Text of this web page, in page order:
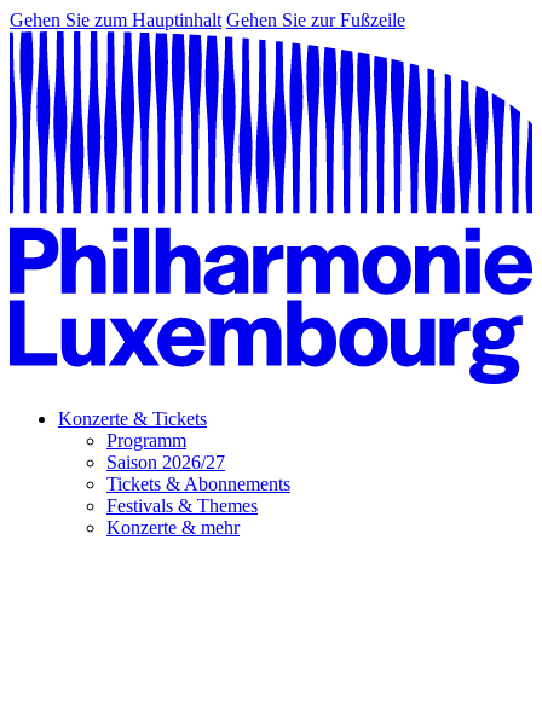
Gehen Sie zum Hauptinhalt Gehen Sie zur Fußzeile
Konzerte & Tickets
Programm
Saison 2026/27
Tickets & Abonnements
Festivals & Themes
Konzerte & mehr